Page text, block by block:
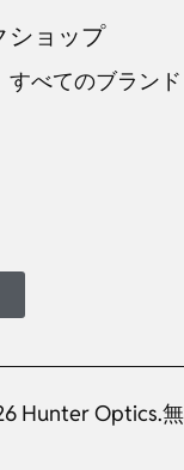
ショップ
すべてのブランド
Hunter Optics.